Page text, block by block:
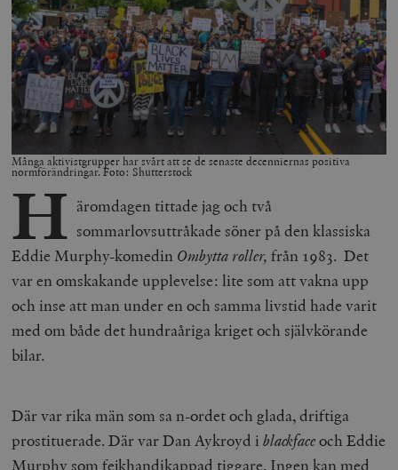
Många aktivistgrupper har svårt att se de senaste decenniernas positiva
normförändringar. Foto: Shutterstock
H äromdagen tittade jag och två
sommarlovsuttråkade söner på den klassiska
Eddie Murphy-komedin Ombytta roller, från 1983. Det
var en omskakande upplevelse: lite som att vakna upp
och inse att man under en och samma livstid hade varit
med om både det hundraåriga kriget och självkörande
bilar.
Där var rika män som sa n-ordet och glada, driftiga
prostituerade. Där var Dan Aykroyd iblackfaceoch Eddie
Murphy som fejkhandikappad tiggare. Ingen kan med